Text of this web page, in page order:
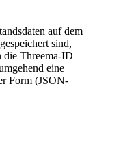
auf dem
sind,
die Threema-ID
eine
Form (JSON-